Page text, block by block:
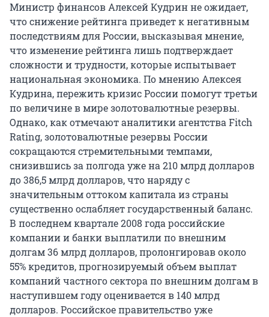
Министр финансов Алексей Кудрин не ожидает,
что снижение рейтинга приведет к негативным
последствиям для России, высказывая мнение,
что изменение рейтинга лишь подтверждает
сложности и трудности, которые испытывает
национальная экономика. По мнению Алексея
Кудрина, пережить кризис России помогут третьи
по величине в мире золотовалютные резервы.
Однако, как отмечают аналитики агентства Fitch
Rating, золотовалютные резервы России
сокращаются стремительными темпами,
снизившись за полгода уже на 210 млрд долларов
до 386,5 млрд долларов, что наряду с
значительным оттоком капитала из страны
существенно ослабляет государственный баланс.
В последнем квартале 2008 года российские
компании и банки выплатили по внешним
долгам 36 млрд долларов, пролонгировав около
55% кредитов, прогнозируемый объем выплат
компаний частного сектора по внешним долгам в
наступившем году оценивается в 140 млрд
долларов. Российское правительство уже